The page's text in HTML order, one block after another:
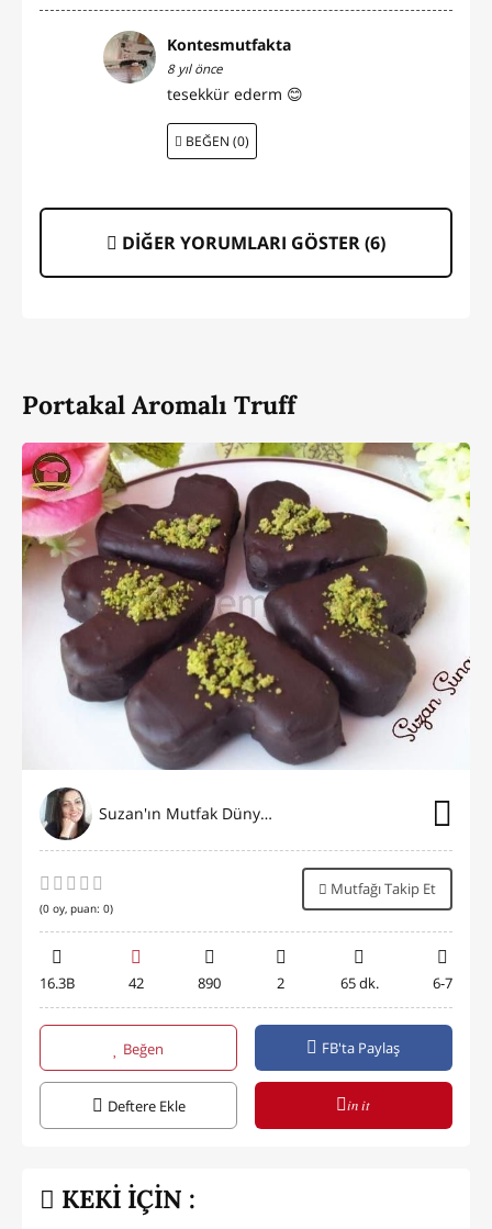
Kontesmutfakta
8 yıl önce
tesekkür ederm 😊
BEĞEN (0)
DİĞER YORUMLARI GÖSTER (6)
Portakal Aromalı Truff
Suzan'ın Mutfak Dünyası
(0 oy, puan: 0)
Mutfağı Takip Et
16.3B 42 890 2 65 dk. 6-7
Beğen FB'ta Paylaş
Deftere Ekle in it
KEKİ İÇİN :